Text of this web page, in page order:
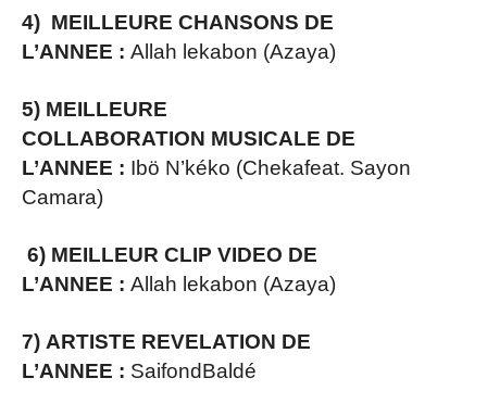
4) MEILLEURE CHANSONS DE
L’ANNEE : Allah lekabon (Azaya)
5) MEILLEURE
COLLABORATION MUSICALE DE
L’ANNEE : Ibö N’kéko (Chekafeat. Sayon
Camara)
6) MEILLEUR CLIP VIDEO DE
L’ANNEE : Allah lekabon (Azaya)
7) ARTISTE REVELATION DE
L’ANNEE : SaifondBaldé